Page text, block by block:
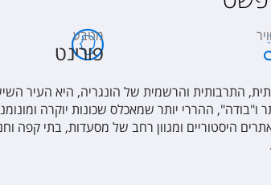
מטבע
פורינט
התרבותית והרשמית של הונגריה, היא העיר
ההררי יותר שמאכלס שכונות יוקרה
היסטוריים ומגוון רחב של מסעדות, בתי קפה